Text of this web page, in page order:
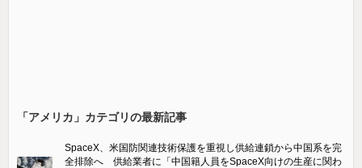
「アメリカ」カテゴリの最新記事
SpaceX、米国防関連技術保護を重視し供給連鎖から中国系を完
全排除へ 供給業者に「中国籍人員をSpaceX向けの生産に関わ